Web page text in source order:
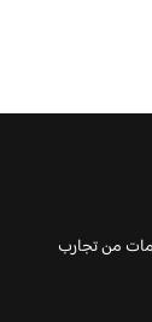
من تجارب